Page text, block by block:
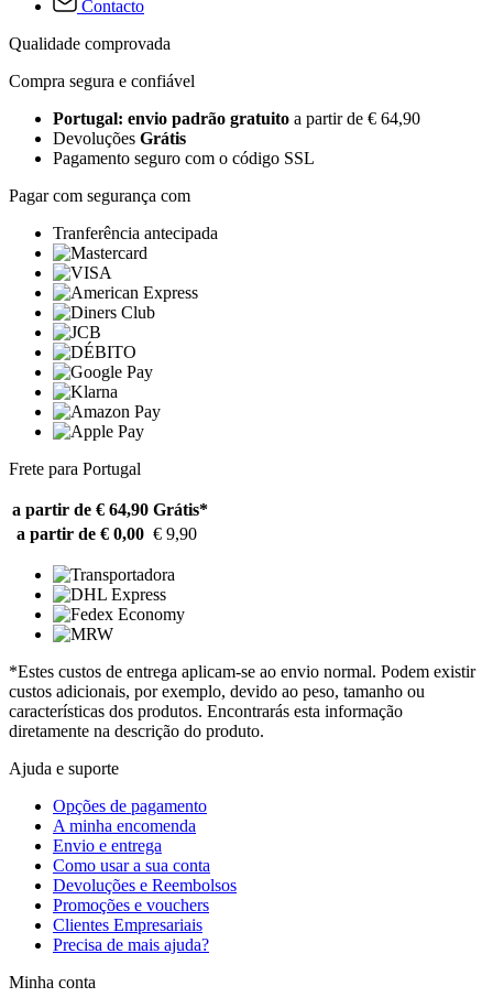
Contacto
Qualidade comprovada
Compra segura e confiável
Portugal: envio padrão gratuito a partir de € 64,90
Devoluções Grátis
Pagamento seguro com o código SSL
Pagar com segurança com
Tranferência antecipada
Frete para Portugal
a partir de € 64,90 Grátis*
a partir de € 0,00 € 9,90
*Estes custos de entrega aplicam-se ao envio normal. Podem existir
custos adicionais, por exemplo, devido ao peso, tamanho ou
características dos produtos. Encontrarás esta informação
diretamente na descrição do produto.
Ajuda e suporte
Opções de pagamento
A minha encomenda
Envio e entrega
Como usar a sua conta
Devoluções e Reembolsos
Promoções e vouchers
Clientes Empresariais
Precisa de mais ajuda?
Minha conta